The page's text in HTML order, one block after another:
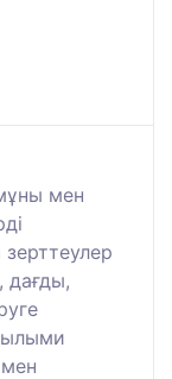
мен
дағды,